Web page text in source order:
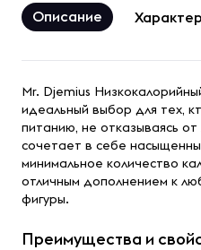
Описание
Mr. Djemius
идеальный выбор для тех,
питанию, не отказываясь
сочетает в себе
минимальное количество
отличным дополнением к
фигуры.
Преимущества и